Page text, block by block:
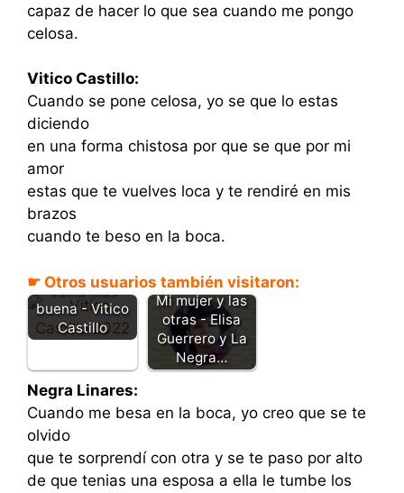
capaz de hacer lo que sea cuando me pongo
celosa.
Vitico Castillo:
Cuando se pone celosa, yo se que lo estas
diciendo
en una forma chistosa por que se que por mi
amor
estas que te vuelves loca y te rendiré en mis
brazos
cuando te beso en la boca.
☛ Otros usuarios también visitaron:
vaina más
buena - Vitico
Castillo
Mi mujer y las
otras - Elisa
Guerrero y La
Negra…
Negra Linares:
Cuando me besa en la boca, yo creo que se te
olvido
que te sorprendí con otra y se te paso por alto
de que tenias una esposa a ella le tumbe los